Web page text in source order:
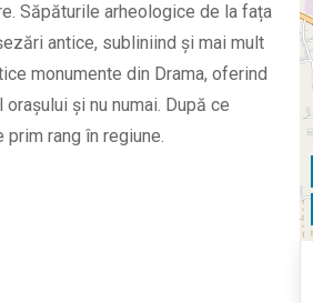
Săpăturile arheologice de la fața
antice, subliniind și mai mult
monumente din Drama, oferind
și nu numai. După ce
rang în regiune.